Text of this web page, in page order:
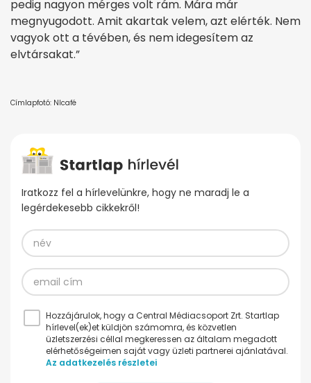
pedig nagyon mérges volt rám. Mára már
megnyugodott. Amit akartak velem, azt elérték. Nem
vagyok ott a tévében, és nem idegesítem az
elvtársakat.”
Címlapfotó: Nlcafé
Iratkozz fel a hírlevelünkre, hogy ne maradj le a
legérdekesebb cikkekről!
Hozzájárulok, hogy a Central Médiacsoport Zrt. Startlap
hírlevel(ek)et küldjön számomra, és közvetlen
üzletszerzési céllal megkeressen az általam megadott
elérhetőségeimen saját vagy üzleti partnerei ajánlatával.
Az adatkezelés részletei